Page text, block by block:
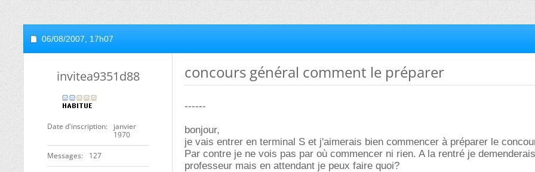
06/08/2007, 17h07
invitea9351d88
Date d'inscription
janvier
1970
Messages 127
concours général comment le préparer
------
bonjour,
je vais entrer en terminal S et j'aimerais bien commencer à préparer le
Par contre je ne vois pas par où commencer ni rien. A la rentré je
professeur mais en attendant je peux faire quoi?